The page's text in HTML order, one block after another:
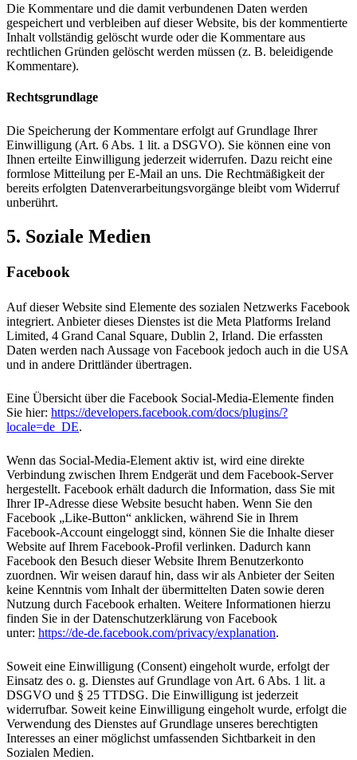
Die Kommentare und die damit verbundenen Daten werden
gespeichert und verbleiben auf dieser Website, bis der kommentierte
Inhalt vollständig gelöscht wurde oder die Kommentare aus
rechtlichen Gründen gelöscht werden müssen (z. B. beleidigende
Kommentare).
Rechtsgrundlage
Die Speicherung der Kommentare erfolgt auf Grundlage Ihrer
Einwilligung (Art. 6 Abs. 1 lit. a DSGVO). Sie können eine von
Ihnen erteilte Einwilligung jederzeit widerrufen. Dazu reicht eine
formlose Mitteilung per E-Mail an uns. Die Rechtmäßigkeit der
bereits erfolgten Datenverarbeitungsvorgänge bleibt vom Widerruf
unberührt.
5. Soziale Medien
Facebook
Auf dieser Website sind Elemente des sozialen Netzwerks Facebook
integriert. Anbieter dieses Dienstes ist die Meta Platforms Ireland
Limited, 4 Grand Canal Square, Dublin 2, Irland. Die erfassten
Daten werden nach Aussage von Facebook jedoch auch in die USA
und in andere Drittländer übertragen.
Eine Übersicht über die Facebook Social-Media-Elemente finden
Sie hier: https://developers.facebook.com/docs/plugins/?
locale=de_DE.
Wenn das Social-Media-Element aktiv ist, wird eine direkte
Verbindung zwischen Ihrem Endgerät und dem Facebook-Server
hergestellt. Facebook erhält dadurch die Information, dass Sie mit
Ihrer IP-Adresse diese Website besucht haben. Wenn Sie den
Facebook „Like-Button“ anklicken, während Sie in Ihrem
Facebook-Account eingeloggt sind, können Sie die Inhalte dieser
Website auf Ihrem Facebook-Profil verlinken. Dadurch kann
Facebook den Besuch dieser Website Ihrem Benutzerkonto
zuordnen. Wir weisen darauf hin, dass wir als Anbieter der Seiten
keine Kenntnis vom Inhalt der übermittelten Daten sowie deren
Nutzung durch Facebook erhalten. Weitere Informationen hierzu
finden Sie in der Datenschutzerklärung von Facebook
unter: https://de-de.facebook.com/privacy/explanation.
Soweit eine Einwilligung (Consent) eingeholt wurde, erfolgt der
Einsatz des o. g. Dienstes auf Grundlage von Art. 6 Abs. 1 lit. a
DSGVO und § 25 TTDSG. Die Einwilligung ist jederzeit
widerrufbar. Soweit keine Einwilligung eingeholt wurde, erfolgt die
Verwendung des Dienstes auf Grundlage unseres berechtigten
Interesses an einer möglichst umfassenden Sichtbarkeit in den
Sozialen Medien.